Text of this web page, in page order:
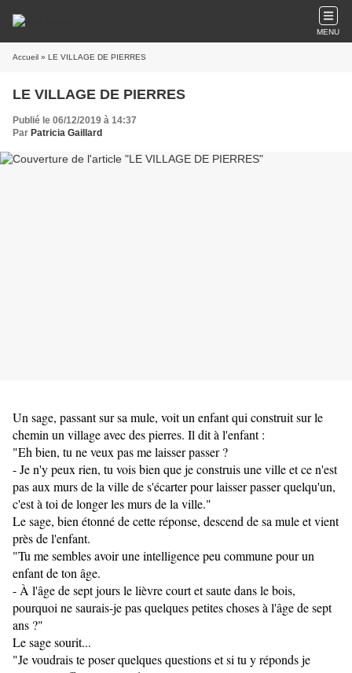
MENU
Accueil » LE VILLAGE DE PIERRES
LE VILLAGE DE PIERRES
Publié le 06/12/2019 à 14:37
Par Patricia Gaillard
Un sage, passant sur sa mule, voit un enfant qui construit sur le
chemin un village avec des pierres. Il dit à l'enfant :
"Eh bien, tu ne veux pas me laisser passer ?
- Je n'y peux rien, tu vois bien que je construis une ville et ce n'est
pas aux murs de la ville de s'écarter pour laisser passer quelqu'un,
c'est à toi de longer les murs de la ville."
Le sage, bien étonné de cette réponse, descend de sa mule et vient
près de l'enfant.
"Tu me sembles avoir une intelligence peu commune pour un
enfant de ton âge.
- À l'âge de sept jours le lièvre court et saute dans le bois,
pourquoi ne saurais-je pas quelques petites choses à l'âge de sept
ans ?"
Le sage sourit...
"Je voudrais te poser quelques questions et si tu y réponds je